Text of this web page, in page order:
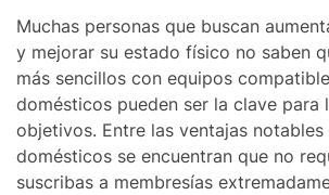
Muchas personas que buscan
y mejorar su estado físico no saben
más sencillos con equipos
domésticos pueden ser la clave para
objetivos. Entre las ventajas
domésticos se encuentran que no
suscribas a membresías